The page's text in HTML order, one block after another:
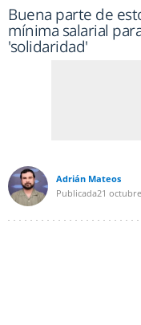
Buena parte de
mínima salarial
'solidaridad'
Adrián Mateos
Publicada21